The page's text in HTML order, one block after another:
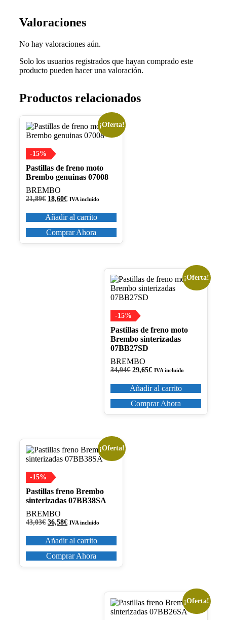
Valoraciones
No hay valoraciones aún.
Solo los usuarios registrados que hayan comprado este
producto pueden hacer una valoración.
Productos relacionados
¡Oferta!
-15%
Pastillas de freno moto
Brembo genuinas 07008
BREMBO
21,89€ El
original
era:
21,89€.
18,60€El
actual
es:
18,60€.
IVA incluido
Añadir al carrito
Comprar Ahora
¡Oferta!
-15%
Pastillas de freno moto
Brembo sinterizadas
07BB27SD
BREMBO
34,94€ El
original
era:
34,94€.
29,65€El
actual
es:
29,65€.
IVA incluido
Añadir al carrito
Comprar Ahora
¡Oferta!
-15%
Pastillas freno Brembo
sinterizadas 07BB38SA
BREMBO
43,03€ El
original
era:
43,03€.
36,58€El
actual
es:
36,58€.
IVA incluido
Añadir al carrito
Comprar Ahora
¡Oferta!